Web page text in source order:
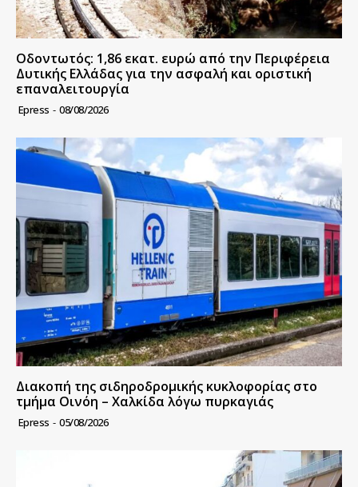
Οδοντωτός: 1,86 εκατ. ευρώ από την Περιφέρεια
Δυτικής Ελλάδας για την ασφαλή και οριστική
επαναλειτουργία
Epress - 08/08/2026
Διακοπή της σιδηροδρομικής κυκλοφορίας στο
τμήμα Οινόη – Χαλκίδα λόγω πυρκαγιάς
Epress - 05/08/2026